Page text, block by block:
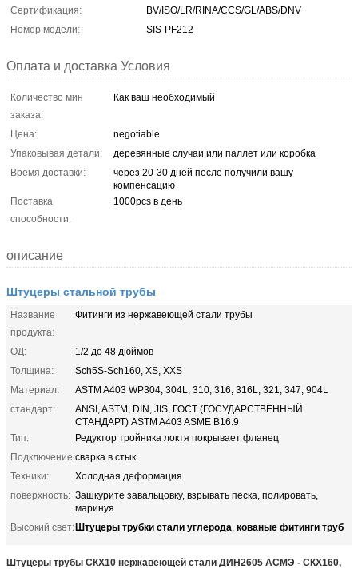
Сертификация:
BV/ISO/LR/RINA/CCS/GL/ABS/DNV
Номер модели:
SIS-PF212
Оплата и доставка Условия
Количество мин
заказа:
Как ваш необходимый
Цена:
negotiable
Упаковывая детали:
деревянные случаи или паллет или коробка
Время доставки:
через 20-30 дней после получили вашу
компенсацию
Поставка
способности:
1000pcs в день
описание
Штуцеры стальной трубы
Название
продукта:
Фитинги из нержавеющей стали трубы
ОД:
1/2 до 48 дюймов
Толщина:
Sch5S-Sch160, XS, XXS
Материал:
ASTM A403 WP304, 304L, 310, 316, 316L, 321, 347, 904L
стандарт:
ANSI, ASTM, DIN, JIS, ГОСТ (ГОСУДАРСТВЕННЫЙ
СТАНДАРТ) ASTM A403 ASME B16.9
Тип:
Редуктор тройника локтя покрывает фланец
Подключение:сварка в стык
Техники:
Холодная деформация
поверхность: Зашкурите завальцовку, взрывать песка, полировать,
маринуя
Высокий свет:Штуцеры трубки стали углерода, кованые фитинги труб
Штуцеры трубы СКХ10 нержавеющей стали ДИН2605 АСМЭ - СКХ160,